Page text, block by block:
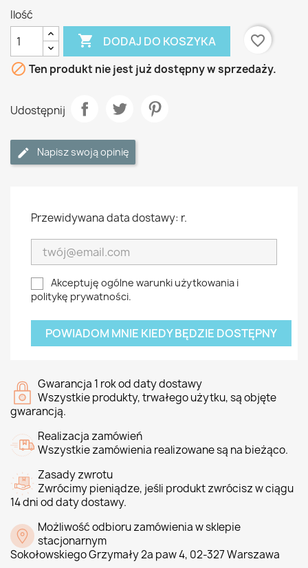
Ilość
 DODAJ DO KOSZYKA
favorite_border
 Ten produkt nie jest już dostępny w sprzedaży.
Udostępnij
Napisz swoją opinię
Przewidywana data dostawy: r.
Akceptuję ogólne warunki użytkowania i
politykę prywatności.
POWIADOM MNIE KIEDY BĘDZIE DOSTĘPNY
Gwarancja 1 rok od daty dostawy
Wszystkie produkty, trwałego użytku, są objęte
gwarancją.
Realizacja zamówień
Wszystkie zamówienia realizowane są na bieżąco.
Zasady zwrotu
Zwrócimy pieniądze, jeśli produkt zwrócisz w ciągu
14 dni od daty dostawy.
Możliwość odbioru zamówienia w sklepie
stacjonarnym
Sokołowskiego Grzymały 2a paw 4, 02-327 Warszawa